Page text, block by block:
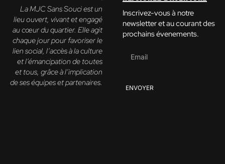
La MJC Sans Souci est un
lieu ouvert, vivant et engagé
au cœur du quartier. Elle agit
chaque jour pour favoriser le
lien social, l’accès à la culture
et l’émancipation de toutes
et tous, grâce à l’implication
de ses équipes et partenaires.
Inscrivez-vous à notre
newsletter et au courant des
prochains évenements.
ENVOYER